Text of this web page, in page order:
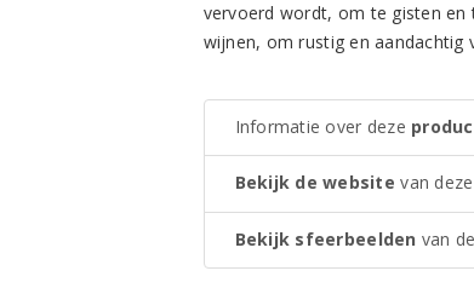
vervoerd wordt, om te gisten
wijnen, om rustig en aandachtig
Informatie over deze
Bekijk de website van
Bekijk sfeerbeelden van